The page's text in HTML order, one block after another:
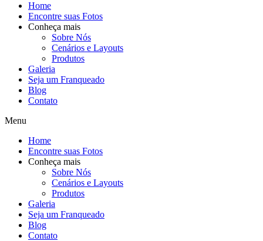
Home
Encontre suas Fotos
Conheça mais
Sobre Nós
Cenários e Layouts
Produtos
Galeria
Seja um Franqueado
Blog
Contato
Menu
Home
Encontre suas Fotos
Conheça mais
Sobre Nós
Cenários e Layouts
Produtos
Galeria
Seja um Franqueado
Blog
Contato